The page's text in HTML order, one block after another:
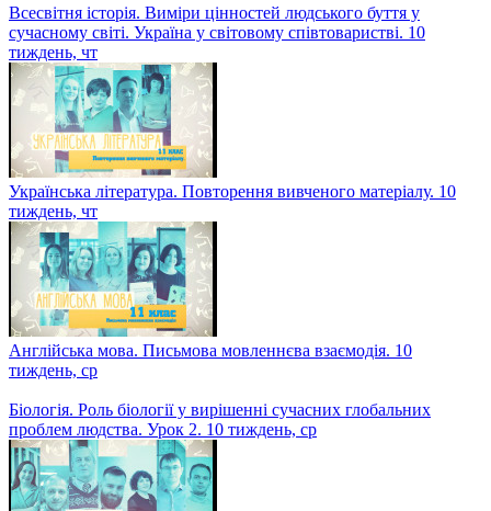
Всесвітня історія. Виміри цінностей людського буття у
сучасному світі. Україна у світовому співтоваристві. 10
тиждень, чт
Українська література. Повторення вивченого матеріалу. 10
тиждень, чт
Англійська мова. Письмова мовленнєва взаємодія. 10
тиждень, ср